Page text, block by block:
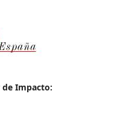
de Impacto: